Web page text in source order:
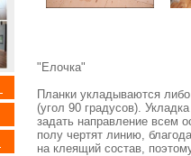
"Елочка"
Планки укладываются
(угол 90 градусов).
задать направление всем
полу чертят линию,
на клеящий состав,